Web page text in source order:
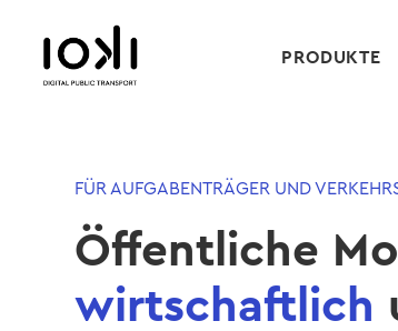
PRODUKTE
FÜR AUFGABENTRÄGER UND
Öffentliche
wirtschaftlich